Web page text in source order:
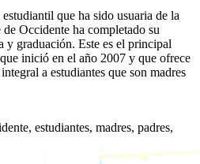
que ha sido usuaria de la
Occidente ha completado su
y graduación. Este es el principal
inició en el año 2007 y que ofrece
a estudiantes que son madres
estudiantes, madres, padres,